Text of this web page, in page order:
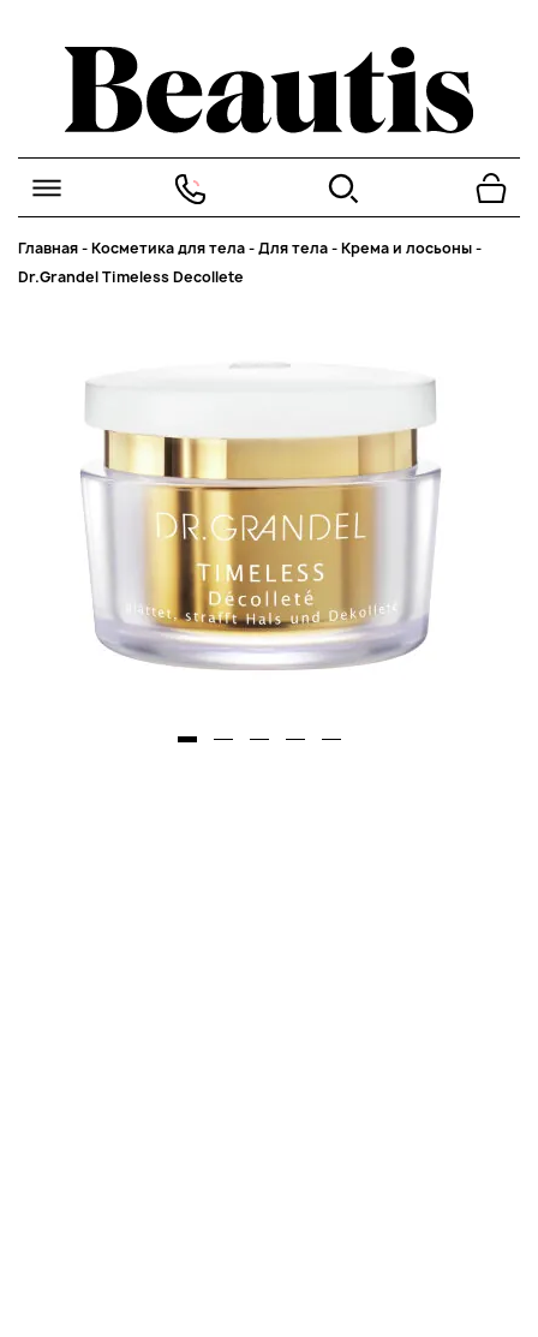
Главная-Косметика для тела-Для тела-Крема и лосьоны-
Dr.Grandel Timeless Decollete